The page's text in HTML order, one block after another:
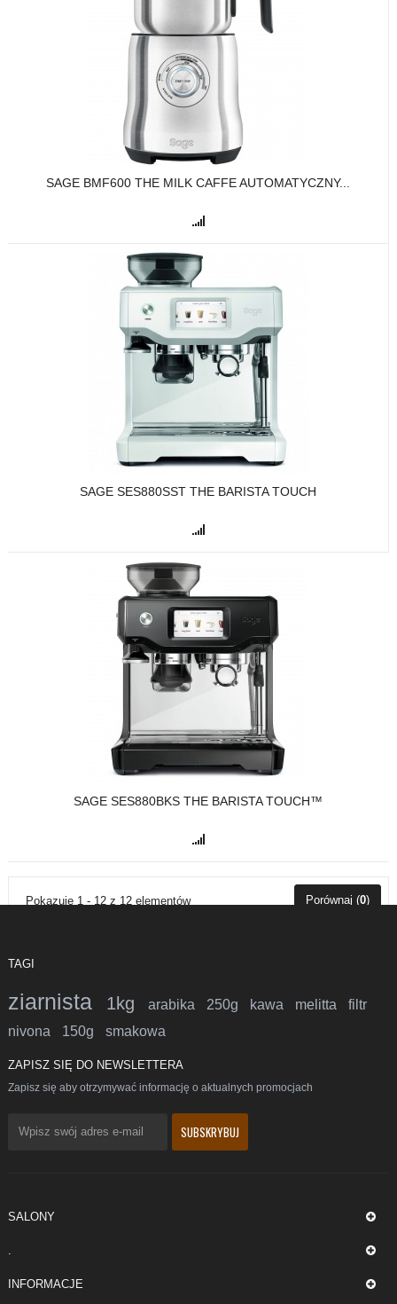
SAGE BMF600 THE MILK CAFFE AUTOMATYCZNY...
SAGE SES880SST THE BARISTA TOUCH
SAGE SES880BKS THE BARISTA TOUCH™
Pokazuje 1 - 12 z 12 elementów Porównaj (0)
TAGI
ziarnista 1kg arabika 250g kawa melitta filtr
nivona 150g smakowa
ZAPISZ SIĘ DO NEWSLETTERA
Zapisz się aby otrzymywać informację o aktualnych promocjach
SALONY
INFORMACJE